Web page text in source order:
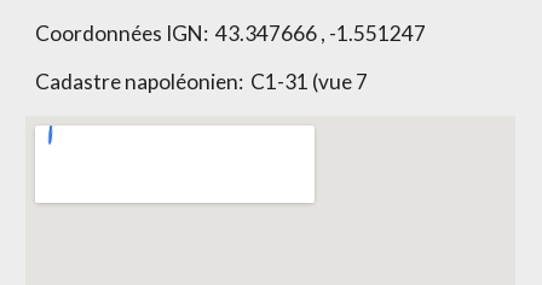
Coordonnées IGN:43.347666 , -1.551247
Cadastre napoléonien: C1-31 (vue 7